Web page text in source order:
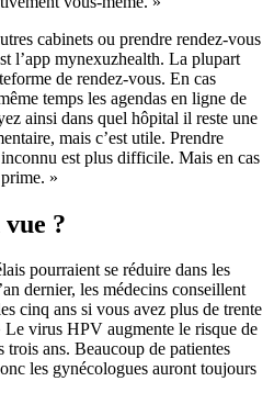
cabinets ou prendre rendez-vous
l’app mynexuzhealth. La plupart
de rendez-vous. En cas
temps les agendas en ligne de
ainsi dans quel hôpital il reste une
mais c’est utile. Prendre
est plus difficile. Mais en cas
»
?
pourraient se réduire dans les
dernier, les médecins conseillent
cinq ans si vous avez plus de trente
Le virus HPV augmente le risque de
trois ans. Beaucoup de patientes
les gynécologues auront toujours